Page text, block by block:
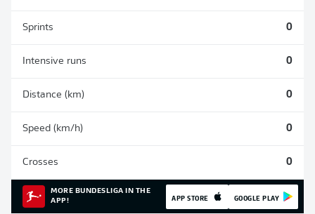
Sprints 0
Intensive runs 0
Distance (km) 0
Speed (km/h) 0
Crosses 0
MORE BUNDESLIGA IN THE
APP!
APP STORE GOOGLE PLAY